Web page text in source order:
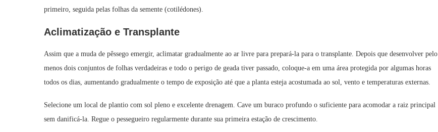
primeiro, seguida pelas folhas da semente (cotilédones).
Aclimatização e Transplante
Assim que a muda de pêssego emergir, aclimatar gradualmente ao ar livre para prepará-la para o transplante. Depois que desenvolver pelo
menos dois conjuntos de folhas verdadeiras e todo o perigo de geada tiver passado, coloque-a em uma área protegida por algumas horas
todos os dias, aumentando gradualmente o tempo de exposição até que a planta esteja acostumada ao sol, vento e temperaturas externas.
Selecione um local de plantio com sol pleno e excelente drenagem. Cave um buraco profundo o suficiente para acomodar a raiz principal
sem danificá-la. Regue o pessegueiro regularmente durante sua primeira estação de crescimento.